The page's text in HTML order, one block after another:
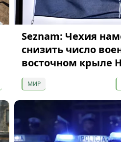
Seznam: Чехия
снизить число
восточном крыле
МИР